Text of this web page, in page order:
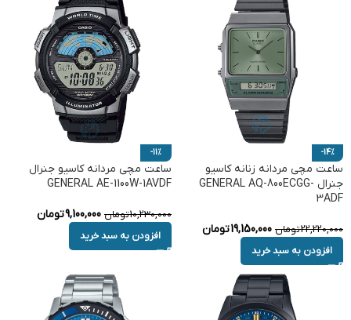
-14%
ساعت مچی مردانه زنانه کاسیو
جنرال GENERAL AQ-800ECGG-
3ADF
22,220,000تومان 19,150,000تومان
افزودن به سبد خرید
-11%
ساعت مچی مردانه کاسیو جنرال
GENERAL AE-1100W-1AVDF
10,230,000تومان 9,100,000تومان
افزودن به سبد خرید